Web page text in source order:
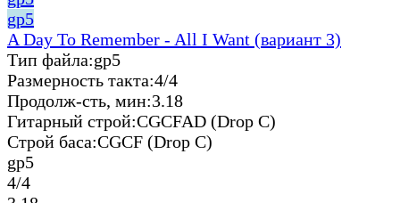
gp5
A Day To Remember - All I Want (вариант 3)
Тип файла:gp5
Размерность такта:4/4
Продолж-сть, мин:3.18
Гитарный строй:CGCFAD (Drop C)
Строй баса:CGCF (Drop C)
gp5
4/4